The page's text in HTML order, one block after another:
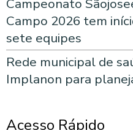
Campeonato
Campo 2026 tem
sete equipes
Rede municipal de
Implanon para
Acesso Rápido